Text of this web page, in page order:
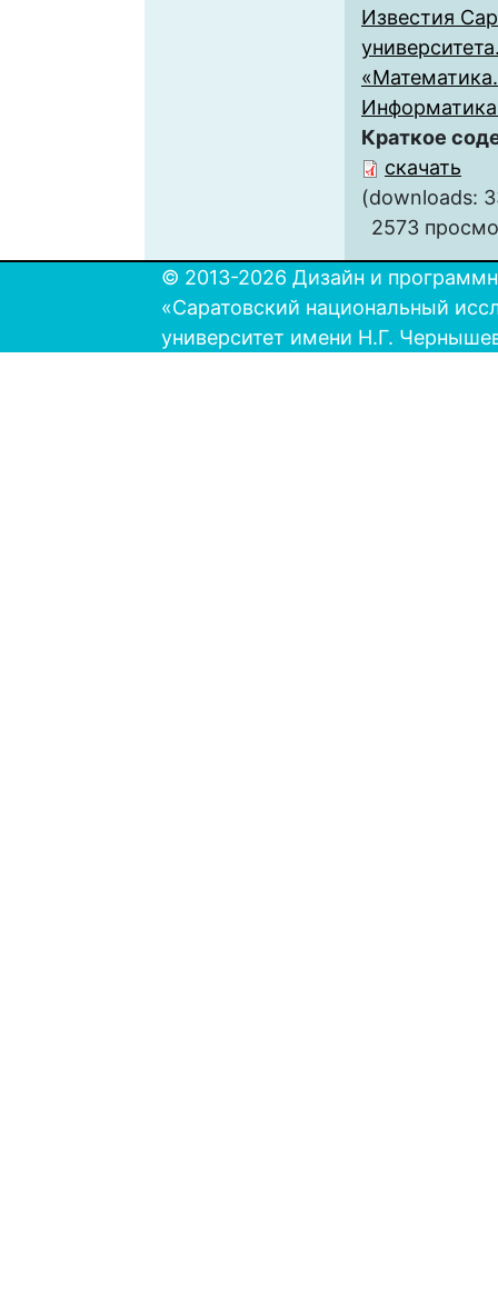
Известия
Информатика
Краткое
скачать
(downloads:
2573
© 2013-2026 Дизайн и
«Саратовский национальный
университет имени Н.Г.